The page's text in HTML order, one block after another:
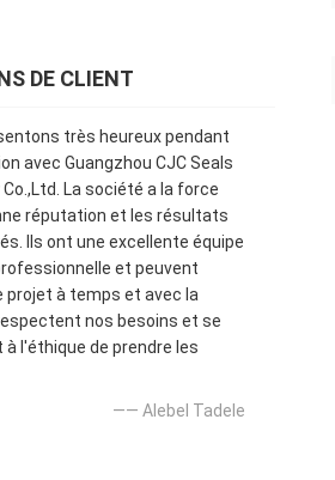
DE CLIENT
très heureux pendant
avec Guangzhou CJC Seals
La société a la force
réputation et les résultats
Ils ont une excellente équipe
et peuvent
projet à temps et avec la
nos besoins et se
l'éthique de prendre les
—— Alebel Tadele